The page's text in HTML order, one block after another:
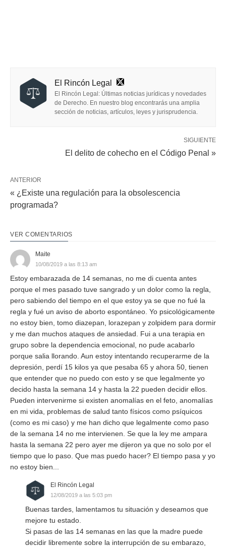
El Rincón Legal
El Rincón Legal: Últimas noticias jurídicas y novedades
de Derecho. En nuestro blog encontrarás una amplia
sección de noticias, artículos, leyes y jurisprudencia.
SIGUIENTE
El delito de cohecho en el Código Penal »
ANTERIOR
« ¿Existe una regulación para la obsolescencia
programada?
VER COMENTARIOS
Maite
10/08/2019 a las 8:13 am
Estoy embarazada de 14 semanas, no me di cuenta antes
porque el mes pasado tuve sangrado y un dolor como la regla,
pero sabiendo del tiempo en el que estoy ya se que no fué la
regla y fué un aviso de aborto espontáneo. Yo psicológicamente
no estoy bien, tomo diazepan, lorazepan y zolpidem para dormir
y me dan muchos ataques de ansiedad. Fui a una terapia en
grupo sobre la dependencia emocional, no pude acabarlo
porque salia llorando. Aun estoy intentando recuperarme de la
depresión, perdí 15 kilos ya que pesaba 65 y ahora 50, tienen
que entender que no puedo con esto y se que legalmente yo
decido hasta la semana 14 y hasta la 22 pueden decidir ellos.
Pueden intervenirme si existen anomalías en el feto, anomalías
en mi vida, problemas de salud tanto físicos como psíquicos
(como es mi caso) y me han dicho que legalmente como paso
de la semana 14 no me intervienen. Se que la ley me ampara
hasta la semana 22 pero ayer me dijeron ya que no solo por el
tiempo que lo paso. Que mas puedo hacer? El tiempo pasa y yo
no estoy bien...
El Rincón Legal
12/08/2019 a las 5:03 pm
Buenas tardes, lamentamos tu situación y deseamos que
mejore tu estado.
Si pasas de las 14 semanas en las que la madre puede
decidir libremente sobre la interrupción de su embarazo,